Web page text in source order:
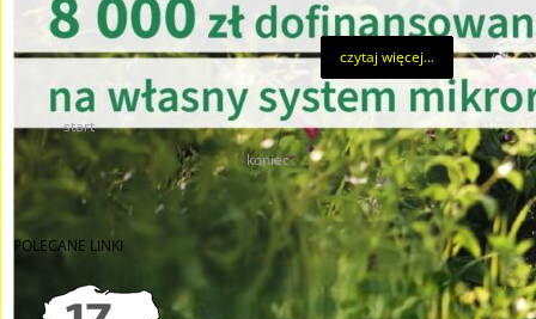
czytaj więcej...
start 1 2 3 4 5 6 7 8 9 10
koniec
POLECANE LINKI